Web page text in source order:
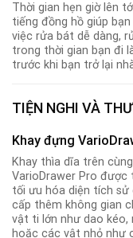
Thời gian hẹn giờ lên
tiếng đồng hồ giúp
việc rửa bát dễ dàng,
trong thời gian bạn đi
trước khi bạn trở lại
TIỆN NGHI VÀ
Khay đựng
Khay thìa dĩa trên cùng
VarioDrawer Pro được
tối ưu hóa diện tích sử
cấp thêm không gian
vật ti lớn như dao kéo,
hoặc các vật nhỏ như